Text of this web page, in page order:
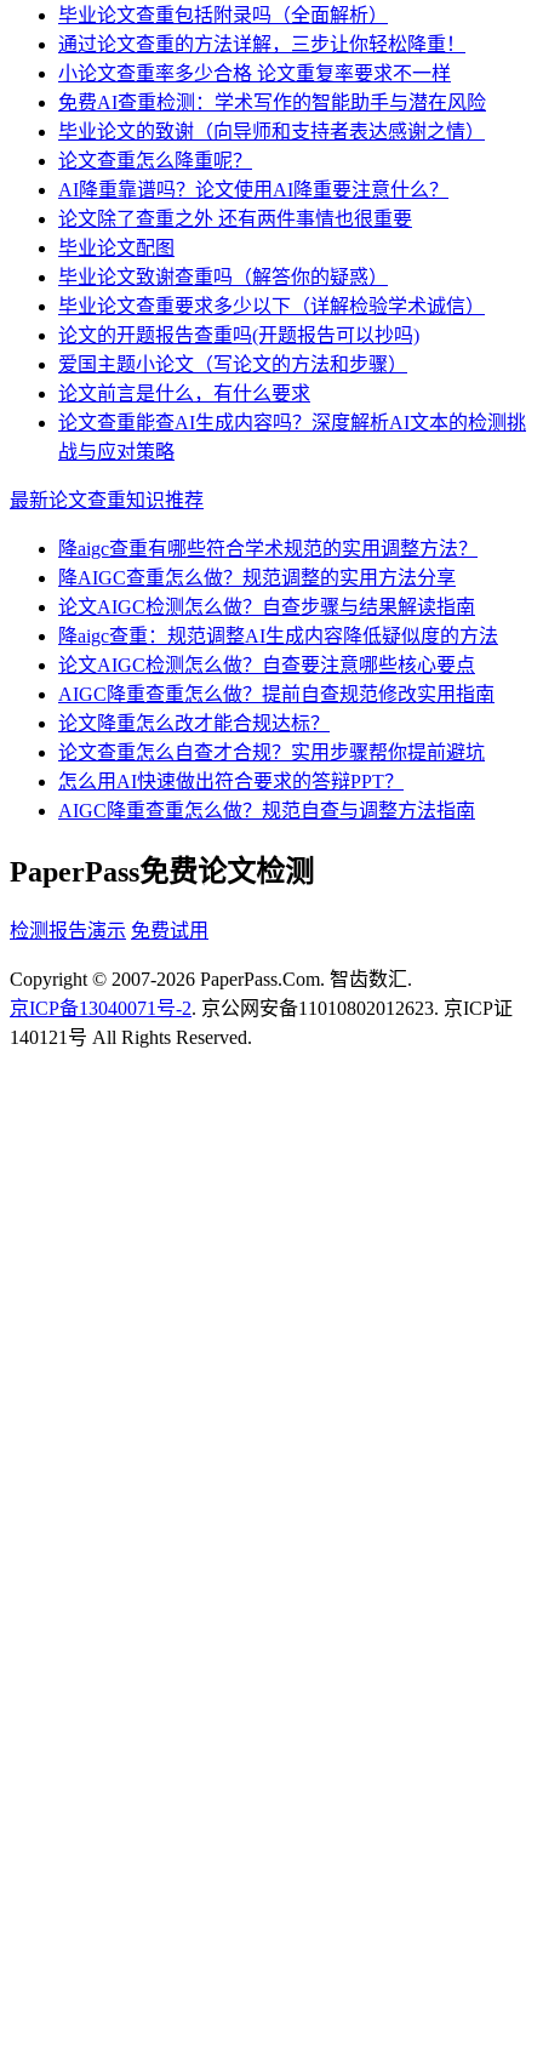
毕业论文查重包括附录吗（全面解析）
通过论文查重的方法详解，三步让你轻松降重！
小论文查重率多少合格 论文重复率要求不一样
免费AI查重检测：学术写作的智能助手与潜在风险
毕业论文的致谢（向导师和支持者表达感谢之情）
论文查重怎么降重呢？
AI降重靠谱吗？论文使用AI降重要注意什么？
论文除了查重之外 还有两件事情也很重要
毕业论文配图
毕业论文致谢查重吗（解答你的疑惑）
毕业论文查重要求多少以下（详解检验学术诚信）
论文的开题报告查重吗(开题报告可以抄吗)
爱国主题小论文（写论文的方法和步骤）
论文前言是什么，有什么要求
论文查重能查AI生成内容吗？深度解析AI文本的检测挑
战与应对策略
最新论文查重知识推荐
降aigc查重有哪些符合学术规范的实用调整方法？
降AIGC查重怎么做？规范调整的实用方法分享
论文AIGC检测怎么做？自查步骤与结果解读指南
降aigc查重：规范调整AI生成内容降低疑似度的方法
论文AIGC检测怎么做？自查要注意哪些核心要点
AIGC降重查重怎么做？提前自查规范修改实用指南
论文降重怎么改才能合规达标？
论文查重怎么自查才合规？实用步骤帮你提前避坑
怎么用AI快速做出符合要求的答辩PPT？
AIGC降重查重怎么做？规范自查与调整方法指南
PaperPass免费论文检测
检测报告演示 免费试用
Copyright © 2007-2026 PaperPass.Com. 智齿数汇.
京ICP备13040071号-2. 京公网安备11010802012623. 京ICP证
140121号 All Rights Reserved.